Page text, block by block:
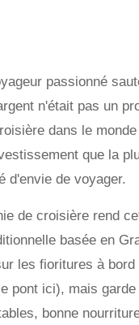
passionné
n'était pas un
dans le
que la
d'envie de voyager.
de croisière rend
basée en
les fioritures à
pont ici), mais
bonne